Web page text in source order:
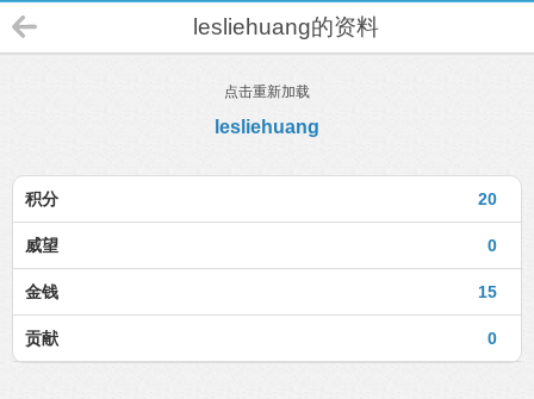
lesliehuang的资料
点击重新加载
lesliehuang
20
积分
0
威望
15
金钱
0
贡献